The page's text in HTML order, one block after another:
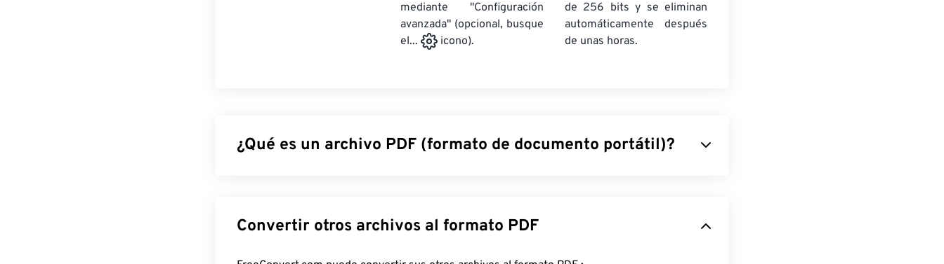
mediante "Configuración
avanzada" (opcional, busque
el...
icono).
de 256 bits y se eliminan
automáticamente después
de unas horas.
¿Qué es un archivo PDF (formato de documento portátil)?
en uno de los tipos de archivo más utilizados en la actualidad. La razón de su popularidad
radica en que conserva el formato original del documento. Los archivos PDF siempre se ven
Convertir otros archivos al formato PDF